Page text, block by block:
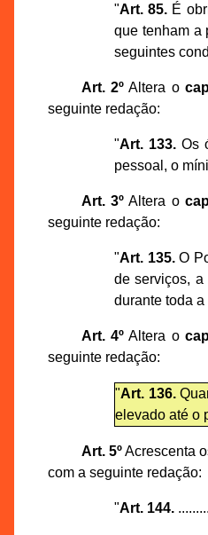
"Art. 85. É
que tenham a
seguintes
Art. 2º Altera o
seguinte redação:
"Art. 133. Os
pessoal, o
Art. 3º Altera o
seguinte redação:
"Art. 135.O
de serviços, a
durante toda
Art. 4º Altera o
seguinte redação:
"Art. 136.
elevado até o
Art. 5ºAcrescenta
com a seguinte redação:
"Art. 144.